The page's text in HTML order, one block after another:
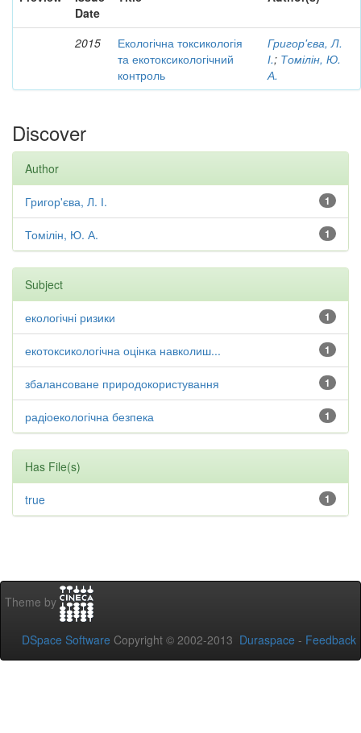
Date
2015
Екологічна токсикологія
та екотоксикологічний
контроль
Григор'єва, Л.
І.; Томілін, Ю.
А.
Discover
Author
1
Григор'єва, Л. І.
1
Томілін, Ю. А.
Subject
1
екологічні ризики
1
екотоксикологічна оцінка навколиш...
1
збалансоване природокористування
1
радіоекологічна безпека
Has File(s)
1
true
Theme by
DSpace Software Copyright © 2002-2013 Duraspace - Feedback